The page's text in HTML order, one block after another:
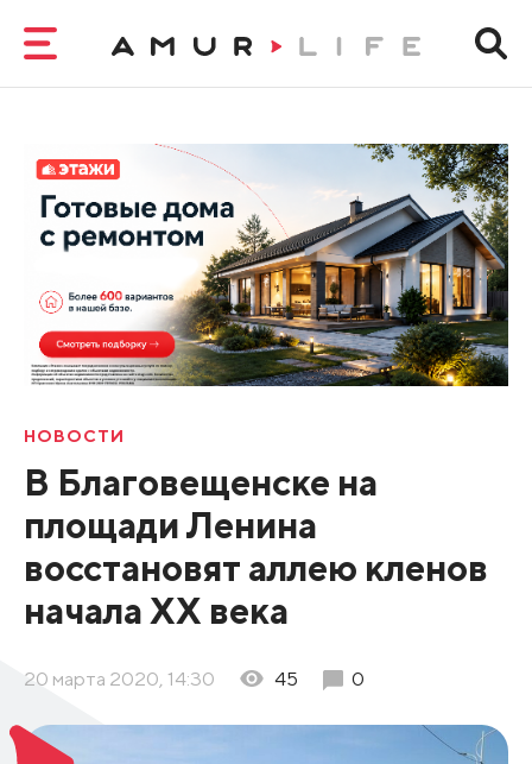
НОВОСТИ
В Благовещенске на
площади Ленина
восстановят аллею кленов
начала ХХ века
20 марта 2020, 14:30 45 0